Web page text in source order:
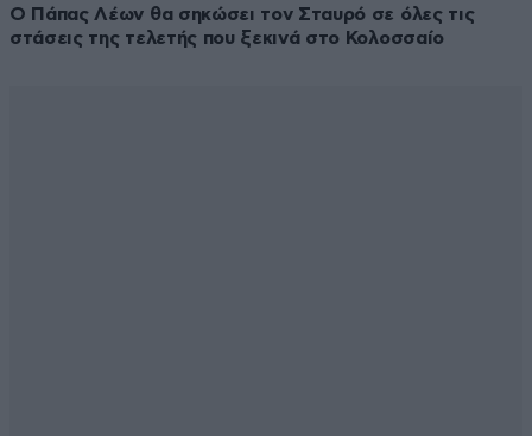
Ο Πάπας Λέων θα σηκώσει τον Σταυρό σε όλες τις
στάσεις της τελετής που ξεκινά στο Κολοσσαίο